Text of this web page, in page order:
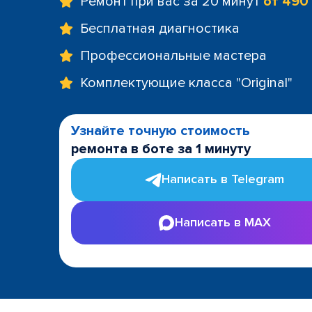
Бесплатная диагностика
Профессиональные мастера
Комплектующие класса "Original"
Узнайте точную стоимость
ремонта в боте за 1 минуту
Написать в Telegram
Написать в MAX